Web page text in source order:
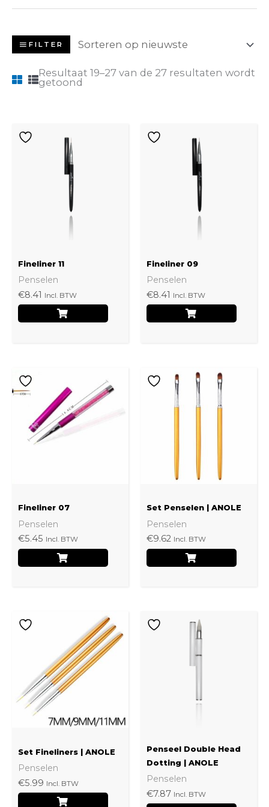
FILTER
Resultaat 19–27 van de 27 resultaten wordt
getoond
Fineliner 11
Penselen
€8.41 Incl. BTW
Fineliner 09
Penselen
€8.41 Incl. BTW
Fineliner 07
Penselen
€5.45 Incl. BTW
Set Penselen | ANOLE
Penselen
€9.62 Incl. BTW
Set Fineliners | ANOLE
Penselen
€5.99 Incl. BTW
Penseel Double Head
Dotting | ANOLE
Penselen
€7.87 Incl. BTW